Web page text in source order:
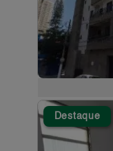
Destaque